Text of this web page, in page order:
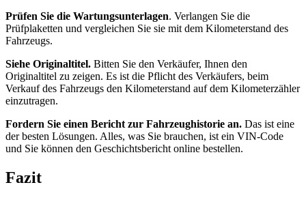
Prüfen Sie die Wartungsunterlagen. Verlangen Sie die
Prüfplaketten und vergleichen Sie sie mit dem Kilometerstand des
Fahrzeugs.
Siehe Originaltitel. Bitten Sie den Verkäufer, Ihnen den
Originaltitel zu zeigen. Es ist die Pflicht des Verkäufers, beim
Verkauf des Fahrzeugs den Kilometerstand auf dem Kilometerzähler
einzutragen.
Fordern Sie einen Bericht zur Fahrzeughistorie an. Das ist eine
der besten Lösungen. Alles, was Sie brauchen, ist ein VIN-Code
und Sie können den Geschichtsbericht online bestellen.
Fazit